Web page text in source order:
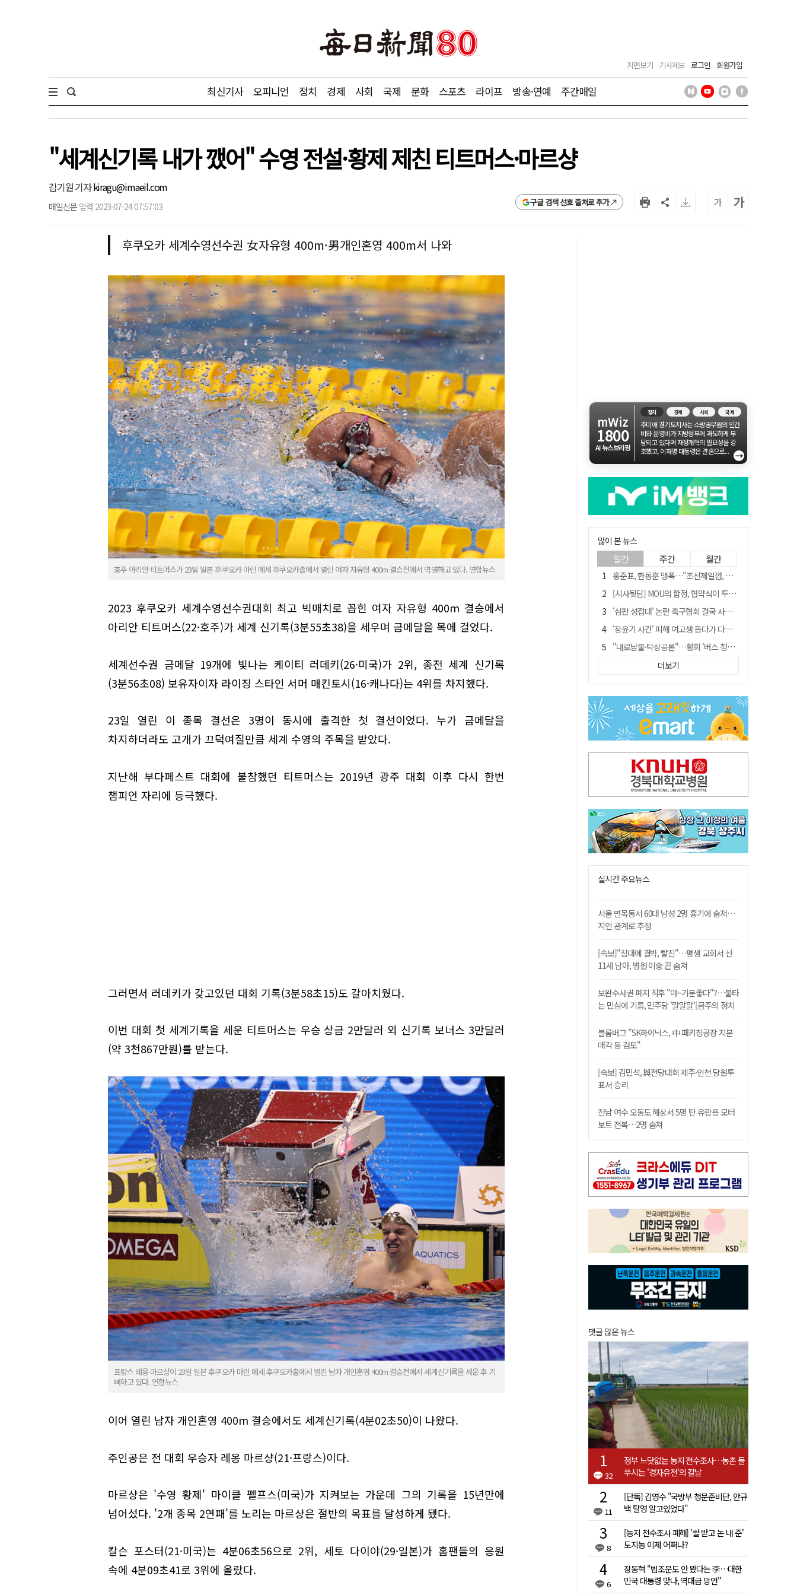
지면보기 기사제보 로그인 회원가입
최신기사 오피니언 정치 경제 사회 국제 문화 스포츠 라이프 방송·연예 주간매일
"세계신기록 내가 깼어" 수영 전설·황제 제친 티트머스·마르샹
김기원 기자kiragu@imaeil.com
매일신문 입력 2023-07-24 07:57:03 구글 검색 선호 출처로 추가 가 가
후쿠오카 세계수영선수권 女자유형 400m·男개인혼영 400m서 나와
호주 아리안 티트머스가 23일 일본 후쿠오카 마린 메세 후쿠오카홀에서 열린 여자 자유형 400m 결승전에서 역영하고 있다. 연합뉴스
2023 후쿠오카 세계수영선수권대회 최고 빅매치로 꼽힌 여자 자유형 400m 결승에서
아리안 티트머스(22·호주)가 세계 신기록(3분55초38)을 세우며 금메달을 목에 걸었다.
세계선수권 금메달 19개에 빛나는 케이티 러데키(26·미국)가 2위, 종전 세계 신기록
(3분56초08) 보유자이자 라이징 스타인 서머 매킨토시(16·캐나다)는 4위를 차지했다.
23일 열린 이 종목 결선은 3명이 동시에 출격한 첫 결선이었다. 누가 금메달을
차지하더라도 고개가 끄덕여질만큼 세계 수영의 주목을 받았다.
지난해 부다페스트 대회에 불참했던 티트머스는 2019년 광주 대회 이후 다시 한번
챔피언 자리에 등극했다.
그러면서 러데키가 갖고있던 대회 기록(3분58초15)도 갈아치웠다.
이번 대회 첫 세계기록을 세운 티트머스는 우승 상금 2만달러 외 신기록 보너스 3만달러
(약 3천867만원)를 받는다.
프랑스 레옹 마르샹이 23일 일본 후쿠오카 마린 메세 후쿠오카홀에서 열린 남자 개인혼영 400m 결승전에서 세계신기록을 세운 후 기
뻐하고 있다. 연합뉴스
이어 열린 남자 개인혼영 400m 결승에서도 세계신기록(4분02초50)이 나왔다.
주인공은 전 대회 우승자 레옹 마르샹(21·프랑스)이다.
마르샹은 '수영 황제' 마이클 펠프스(미국)가 지켜보는 가운데 그의 기록을 15년만에
넘어섰다. '2개 종목 2연패'를 노리는 마르샹은 절반의 목표를 달성하게 됐다.
칼슨 포스터(21·미국)는 4분06초56으로 2위, 세토 다이야(29·일본)가 홈팬들의 응원
속에 4분09초41로 3위에 올랐다.
mWiz
1800
AI 뉴스브리핑
정치 경제 사회 국제
추미애 경기도지사는 소방공무원의 인건
비와 운영비가 지방정부에 과도하게 부
담되고 있다며 재정개혁의 필요성을 강
조했고, 이재명 대통령은 결혼으로...
→
많이 본 뉴스
일간 주간 월간
홍준표, 한동훈 맹폭…"조선제일껌, 권력에 살고 권력에 죽었다"
[시사뒷담] MOU의 함정, 협약식이 투자 확정은 아니긴 해
'심판 성접대' 논란 축구협회 결국 사과…"깊이 반성, 쇄신하겠다"
'장윤기 사건' 피해 여고생 돕다가 다친 고교생, 의상자 인정
"내로남불·탁상공론"…황희 '버스 청년주택' 제안에 與 내부서도 쓴소리
"경로당 통장에 비밀번호가 적혀 있다"…전국 돌며 경로당 13곳 턴 30대 구속
예안향교 대성전, '국가지정 보물로 지정'
"침대에 결박, 탈진"…평생 교회서 산 11세 남아, 병원 이송 끝 숨져
거동 불편 모녀 덮친 새벽 화재…90대 어머니·60대 딸 숨져
더보기
실시간 주요뉴스
서울 면목동서 60대 남성 2명 흉기에 숨져…
지인 관계로 추정
[속보]"침대에 결박, 탈진"…평생 교회서 산
11세 남아, 병원 이송 끝 숨져
보완수사권 폐지 직후 "야~기분좋다"?…불타
는 민심에 기름, 민주당 '말말말'[금주의 정치
블룸버그 "SK하이닉스, 中 패키징공장 지분
매각 등 검토"
[속보] 김민석, 與전당대회 제주·인천 당원투
표서 승리
전남 여수 오동도 해상서 5명 탄 유람용 모터
보트 전복…2명 숨져
댓글 많은 뉴스
32
정부 느닷없는 농지 전수조사…농촌 들
쑤시는 '경자유전'의 칼날
11
[단독] 김영수 "국방부 청문준비단, 안규
백 탈영 알고있었다"
8
[농지 전수조사 폐해] '쌀 받고 논 내 준'
도지농 이제 어쩌나?
6
장동혁 "법조문도 안 봤다는 李…대한
민국 대통령 맞나, 역대급 망언"